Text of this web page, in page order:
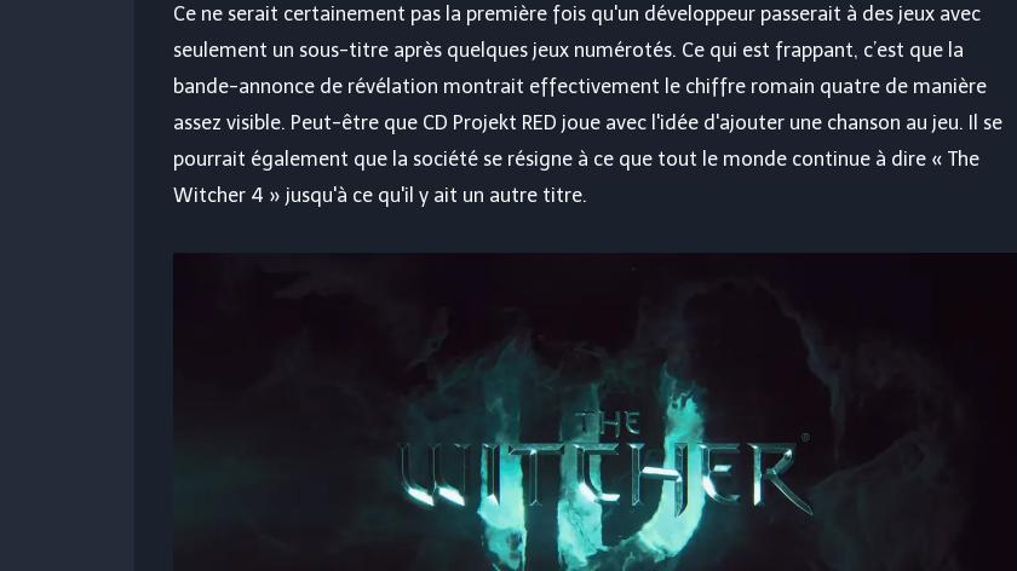
Ce ne serait certainement pas la première fois qu'un développeur passerait à des jeux avec
seulement un sous-titre après quelques jeux numérotés. Ce qui est frappant, c’est que la
bande-annonce de révélation montrait effectivement le chiffre romain quatre de manière
assez visible. Peut-être que CD Projekt RED joue avec l'idée d'ajouter une chanson au jeu. Il se
pourrait également que la société se résigne à ce que tout le monde continue à dire « The
Witcher 4 » jusqu'à ce qu'il y ait un autre titre.